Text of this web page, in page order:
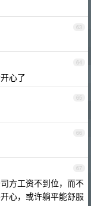
63
64
心了
65
66
67
方工资不到位，而不
心，或许躺平能舒服